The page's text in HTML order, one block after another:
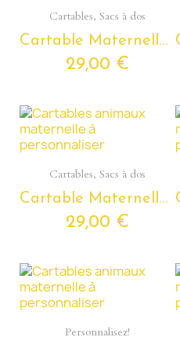
Aperçu rapide
Cartables, Sacs à dos
Cartable Maternelle ELEPHANT Personnalisable avec Prénom
29,00 €
Aperçu rapide
Cartables, Sacs à dos
Cartable Maternelle COCCINELLE Personnalisable avec Prénom
29,00 €
Aperçu rapide
Personnalisez!